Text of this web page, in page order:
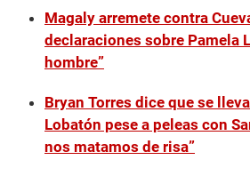
Magaly arremete contra
declaraciones sobre Pamela
hombre”
Bryan Torres dice que se
Lobatón pese a peleas con
nos matamos de risa”